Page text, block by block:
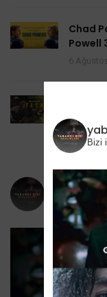
Chad
Powell
Task
6
Bizi instagram
Bizi